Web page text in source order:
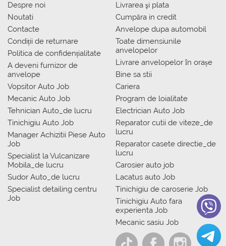
Despre noi
Noutati
Contacte
Condiții de returnare
Politica de confidențialitate
A deveni furnizor de
anvelope
Vopsitor Auto Job
Mecanic Auto Job
Tehnician Auto_de lucru
Tinichigiu Auto Job
Manager Achizitii Piese Auto
Job
Specialist la Vulcanizare
Mobila_de lucru
Sudor Auto_de lucru
Specialist detailing centru
Job
Livrarea şi plata
Сumpăra in credit
Anvelope dupa automobil
Toate dimensiunile
anvelopelor
Livrare anvelopelor în orașe
Bine sa stii
Cariera
Program de loialitate
Electrician Auto Job
Reparator cutii de viteze_de
lucru
Reparator casete directie_de
lucru
Carosier auto job
Lacatus auto Job
Tinichigiu de caroserie Job
Tinichigiu Auto fara
experienta Job
Mecanic sasiu Job